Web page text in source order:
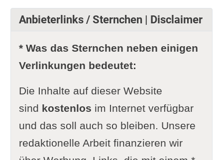
Anbieterlinks / Sternchen | Disclaimer
* Was das Sternchen neben einigen
Verlinkungen bedeutet:
Die Inhalte auf dieser Website
sind kostenlos im Internet verfügbar
und das soll auch so bleiben. Unsere
redaktionelle Arbeit finanzieren wir